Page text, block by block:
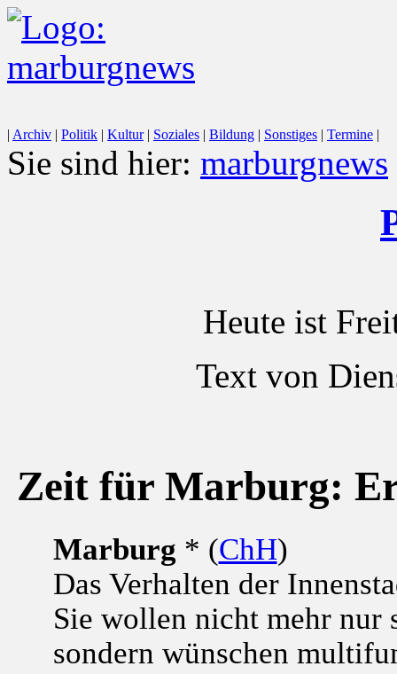
| Archiv | Politik | Kultur| Soziales | Bildung | Sonstiges | Termine |
Sie sind hier: marburgnews
Heute ist
Text von
Zeit für Marburg:
Marburg * (ChH)
Das Verhalten der
Sie wollen nicht mehr nur
sondern wünschen